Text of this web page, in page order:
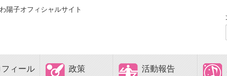
フィール 政策 活動報告